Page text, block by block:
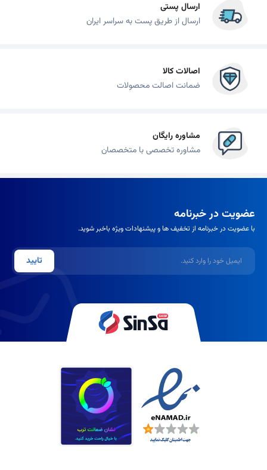
ارسال پستی
ارسال از طریق پست به سراسر ایران
اصالات کالا
ضمانت اصالت محصولات
مشاوره رایگان
مشاوره تخصصی با متخصصان
عضویت در خبرنامه
با عضویت در خبرنامه از تخفیف ها و پیشنهادات ویژه باخبر شوید.
ایمیل
تایید